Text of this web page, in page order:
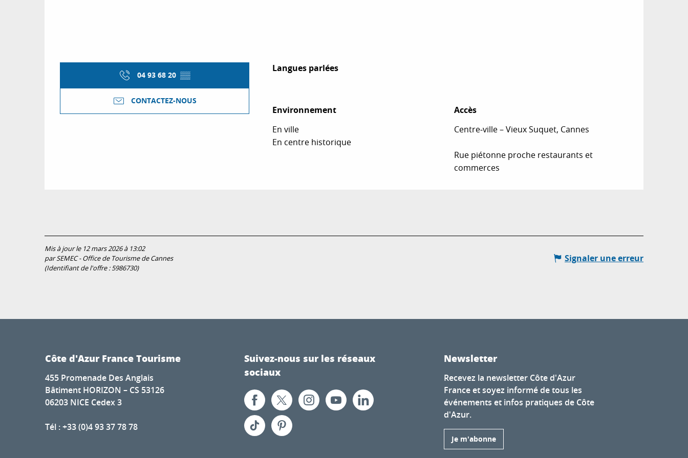
04 93 68 20 ▒▒
CONTACTEZ-NOUS
Langues parlées
Langues parlées
Environnement
Environnement
En ville
En centre historique
Accès
Accès
Centre‑ville – Vieux Suquet, Cannes
Rue piétonne proche restaurants et
commerces
Mis à jour le 12 mars 2026 à 13:02
par SEMEC - Office de Tourisme de Cannes
(Identifiant de l'offre :5986730)
Signaler une erreur
Côte d'Azur France Tourisme
455 Promenade Des Anglais
Bâtiment HORIZON – CS 53126
06203 NICE Cedex 3
Tél : +33 (0)4 93 37 78 78
Suivez-nous sur les réseaux
sociaux
Newsletter
Recevez la newsletter Côte d'Azur
France et soyez informé de tous les
événements et infos pratiques de Côte
d'Azur.
Je m'abonne